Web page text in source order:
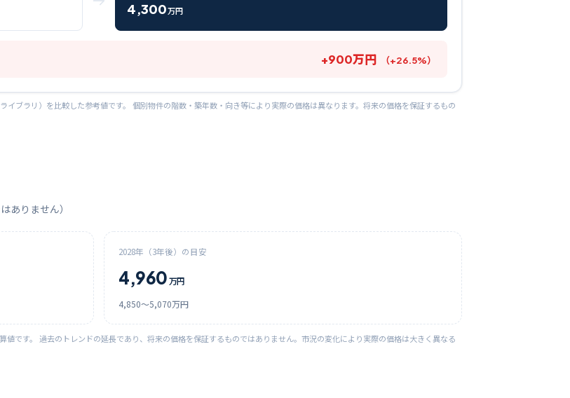
4,300万円
+900万円 （+26.5%）
ブラリ）を比較した参考値です。 個別物件の階数・築年数・向き等により実際の価格は異なります。将来の価格を保証するもの
ありません）
2028年（3年後）の目安
4,960 万円
4,850〜5,070万円
値です。 過去のトレンドの延長であり、将来の価格を保証するものではありません。市況の変化により実際の価格は大きく異なる